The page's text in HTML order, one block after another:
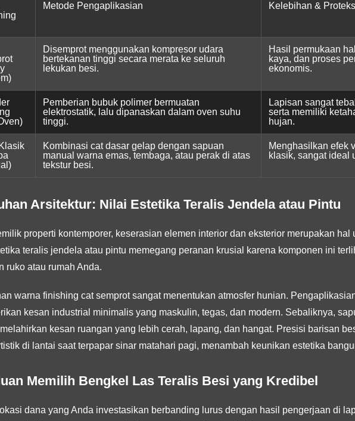
Metode Pengaplikasian Kelebihan &
Disemprot menggunakan kompresor udara
bertekanan tinggi secara merata ke seluruh
lekukan besi.
Hasil permukaan
kaya, dan proses
ekonomis.
Pemberian bubuk polimer bermuatan
elektrostatik, lalu dipanaskan dalam oven suhu
tinggi.
Lapisan sangat
serta memiliki
hujan.
Kombinasi cat dasar gelap dengan sapuan
manual warna emas, tembaga, atau perak di atas
tekstur besi.
Menghasilkan efek
klasik, sangat ideal
Arsitektur: Nilai Estetika Teralis Jendela atau Pintu
properti kontemporer, keserasian elemen interior dan eksterior merupakan
teralis jendela atau pintu memegang peranan krusial karena komponen ini
ruko atau rumah Anda.
warna finishing cat semprot sangat menentukan atmosfer hunian.
kesan industrial minimalis yang maskulin, tegas, dan modern. Sebaliknya,
melahirkan kesan ruangan yang lebih cerah, lapang, dan hangat. Presisi barisan
di lantai saat terpapar sinar matahari pagi, menambah keunikan estetika
Memilih Bengkel Las Teralis Besi yang Kredibel
dana yang Anda investasikan berbanding lurus dengan hasil pengerjaan di